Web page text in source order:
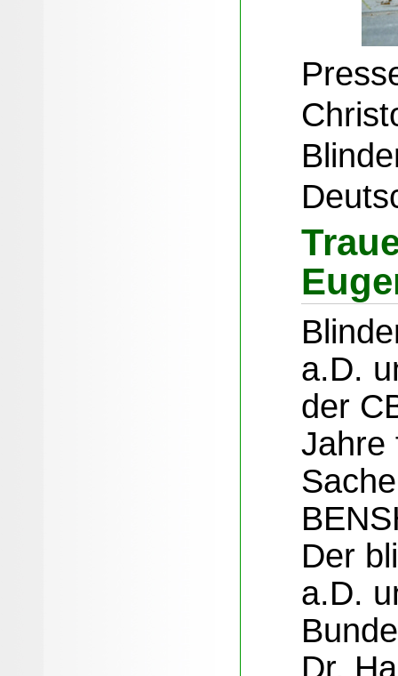
a.D.
der
Jahre
Der
a.D.
Dr.